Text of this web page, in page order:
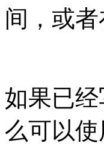
间，或
如果已
么可以